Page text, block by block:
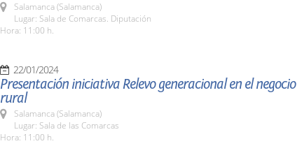
Salamanca (Salamanca)
Lugar: Sala de Comarcas. Diputación
Hora: 11:00 h.
22/01/2024
Presentación iniciativa Relevo generacional en el negocio
rural
Salamanca (Salamanca)
Lugar: Sala de las Comarcas
Hora: 11:00 h.